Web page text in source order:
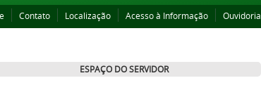
Contato Localização Acesso à Informação Ouvidoria
ESPAÇO DO SERVIDOR